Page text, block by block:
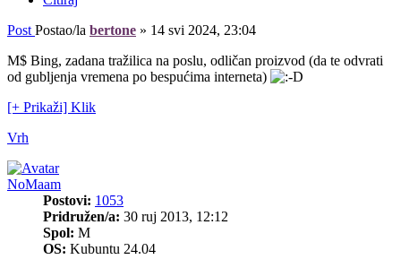
Post Postao/la bertone » 14 svi 2024, 23:04
M$ Bing, zadana tražilica na poslu, odličan proizvod (da te odvrati
od gubljenja vremena po bespućima interneta)
[+ Prikaži] Klik
Vrh
NoMaam
Postovi: 1053
Pridružen/a: 30 ruj 2013, 12:12
Spol: M
OS: Kubuntu 24.04